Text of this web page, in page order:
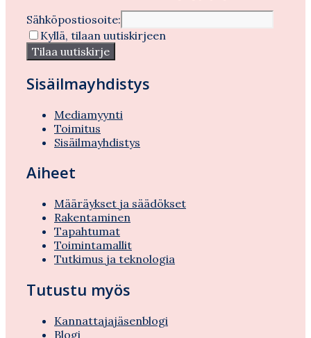
Sähköpostiosoite:
Kyllä, tilaan uutiskirjeen
Sisäilmayhdistys
Mediamyynti
Toimitus
Sisäilmayhdistys
Aiheet
Määräykset ja säädökset
Rakentaminen
Tapahtumat
Toimintamallit
Tutkimus ja teknologia
Tutustu myös
Kannattajajäsenblogi
Blogi